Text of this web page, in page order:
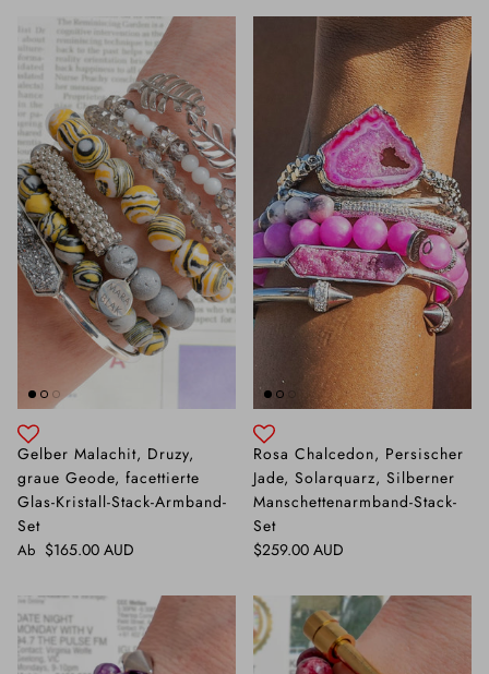
Gelber Malachit, Druzy,
graue Geode, facettierte
Glas-Kristall-Stack-Armband-
Set
Normaler Preis
Ab $165.00 AUD
Rosa Chalcedon, Persischer
Jade, Solarquarz, Silberner
Manschettenarmband-Stack-
Set
Normaler Preis
$259.00 AUD